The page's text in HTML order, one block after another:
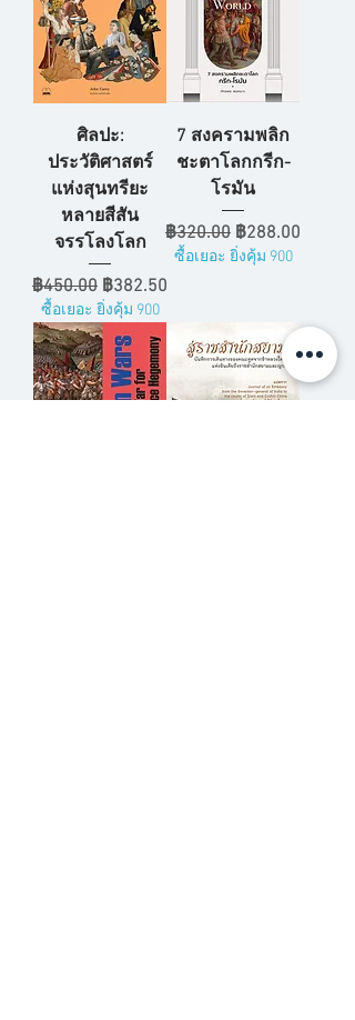
ศิลปะ:
ประวัติศาสตร์
แห่งสุนทรียะ
หลายสีสัน
จรรโลงโลก
ราคาปกติ
฿450.00 ราคาขายลด
฿382.50
ซื้อเยอะ ยิ่งคุ้ม 900
7 สงครามพลิก
ชะตาโลกกรีก-
โรมัน
ราคาปกติ
฿320.00 ราคาขายลด
฿288.00
ซื้อเยอะ ยิ่งคุ้ม 900